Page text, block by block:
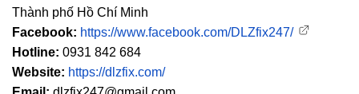
Thành phố Hồ Chí Minh
Facebook: https://www.facebook.com/DLZfix247/
Hotline: 0931 842 684
Website: https://dlzfix.com/